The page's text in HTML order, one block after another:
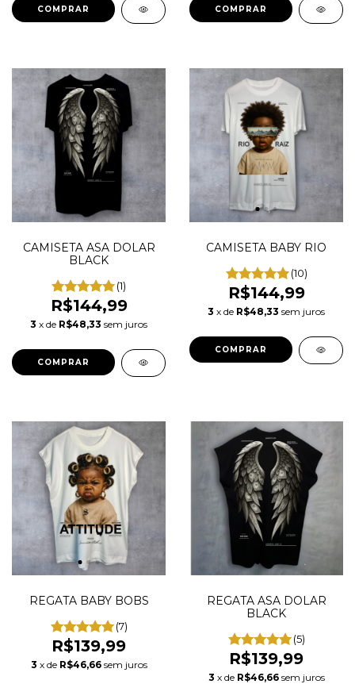
COMPRAR COMPRAR
CAMISETA ASA DOLAR
BLACK
(1)
R$144,99
3 x de R$48,33 sem juros
COMPRAR
CAMISETA BABY RIO
(10)
R$144,99
3 x de R$48,33 sem juros
COMPRAR
REGATA BABY BOBS
(7)
R$139,99
3 x de R$46,66 sem juros
REGATA ASA DOLAR
BLACK
(5)
R$139,99
3 x de R$46,66 sem juros